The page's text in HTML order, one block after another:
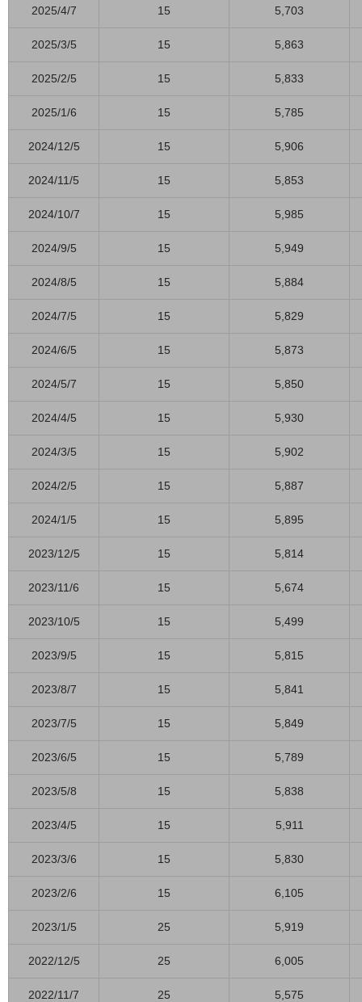
2025/4/7 15 5,703
2025/3/5 15 5,863
2025/2/5 15 5,833
2025/1/6 15 5,785
2024/12/5 15 5,906
2024/11/5 15 5,853
2024/10/7 15 5,985
2024/9/5 15 5,949
2024/8/5 15 5,884
2024/7/5 15 5,829
2024/6/5 15 5,873
2024/5/7 15 5,850
2024/4/5 15 5,930
2024/3/5 15 5,902
2024/2/5 15 5,887
2024/1/5 15 5,895
2023/12/5 15 5,814
2023/11/6 15 5,674
2023/10/5 15 5,499
2023/9/5 15 5,815
2023/8/7 15 5,841
2023/7/5 15 5,849
2023/6/5 15 5,789
2023/5/8 15 5,838
2023/4/5 15 5,911
2023/3/6 15 5,830
2023/2/6 15 6,105
2023/1/5 25 5,919
2022/12/5 25 6,005
2022/11/7 25 5,575